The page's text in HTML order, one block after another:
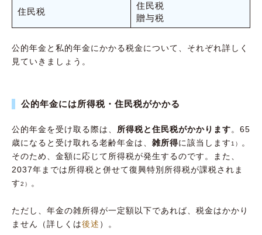
住民税
住民税
贈与税
公的年金と私的年金にかかる税金について、それぞれ詳しく
見ていきましょう。
公的年金には所得税・住民税がかかる
公的年金を受け取る際は、 所得税と住民税がかかります。65
歳になると受け取れる老齢年金は、 雑所得に該当します1） 。
そのため、金額に応じて所得税が発生するのです。また、
2037年までは所得税と併せて復興特別所得税が課税されま
す2） 。
ただし、年金の雑所得が一定額以下であれば、税金はかかり
ません（詳しくは後述 ）。